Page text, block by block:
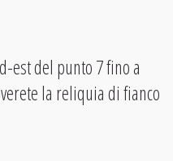
est del punto 7 fino a
la reliquia di fianco